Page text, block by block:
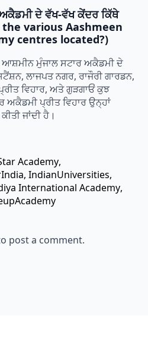
ਦੇ ਵੱਖ-ਵੱਖ ਕੇਂਦਰ ਕਿੱਥੇ
the various Aashmeen
centres located?)
ਮੁੰਜਾਲ ਸਟਾਰ ਅਕੈਡਮੀ ਦੇ
ਲਾਜਪਤ ਨਗਰ, ਰਾਜੌਰੀ ਗਾਰਡਨ,
ਵਿਹਾਰ, ਅਤੇ ਗੁੜਗਾਓਂ ਕੁਝ
ਪ੍ਰੀਤ ਵਿਹਾਰ ਉਨ੍ਹਾਂ
ਜਾਂਦੀ ਹੈ।
Academy
IndianUniversities
International Academy
post a comment.